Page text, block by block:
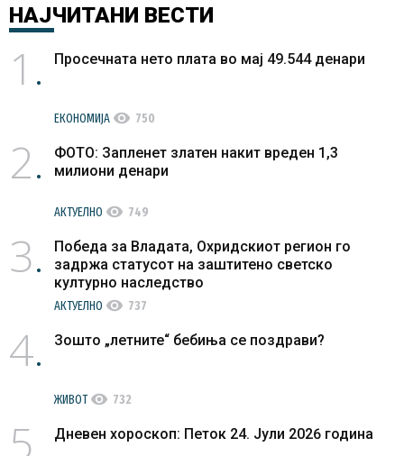
НАЈЧИТАНИ ВЕСТИ
1 Просечната нето плата во мај 49.544 денари
ЕКОНОМИЈА visibility 750
2
ФОТО: Запленет златен накит вреден 1,3
милиони денари
АКТУЕЛНО visibility 749
3
Победа за Владата, Охридскиот регион го
задржа статусот на заштитено светско
културно наследство
АКТУЕЛНО visibility 737
4 Зошто „летните“ бебиња се поздрави?
ЖИВОТvisibility 732
5 Дневен хороскоп: Петок 24. Јули 2026 година